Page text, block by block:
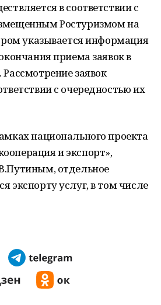
в соответствии с
Ростуризмом на
указывается информация
приема заявок в
заявок
с очередностью их
национального проекта
и экспорт»,
отдельное
экспорту услуг, в том числе